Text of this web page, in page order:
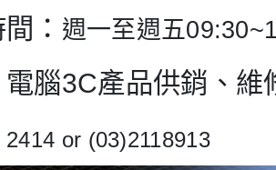
： 週一至週五
電腦3C產品供銷、維
2414 or (03)2118913